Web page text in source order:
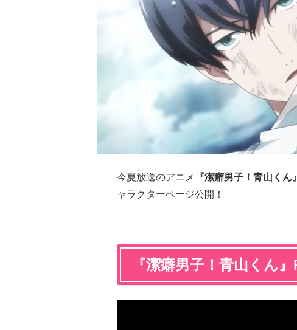
今夏放送のアニメ 『潔癖男子！青山くん』
ャラクターページ公開！
『潔癖男子！青山くん